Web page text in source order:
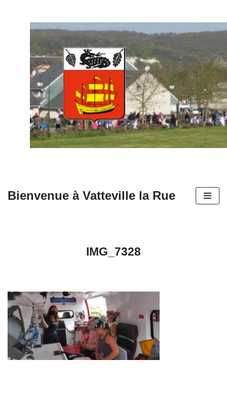
contenu
Bienvenue à Vatteville la Rue
IMG_7328